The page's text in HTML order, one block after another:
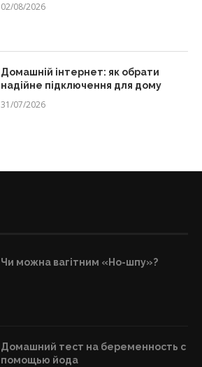
02/08/2026
Домашній інтернет: як обрати
надійне підключення для дому
31/07/2026
Чи можна вагітним «Но-шпу»?
Домашний тест на беременность с
помощью йода